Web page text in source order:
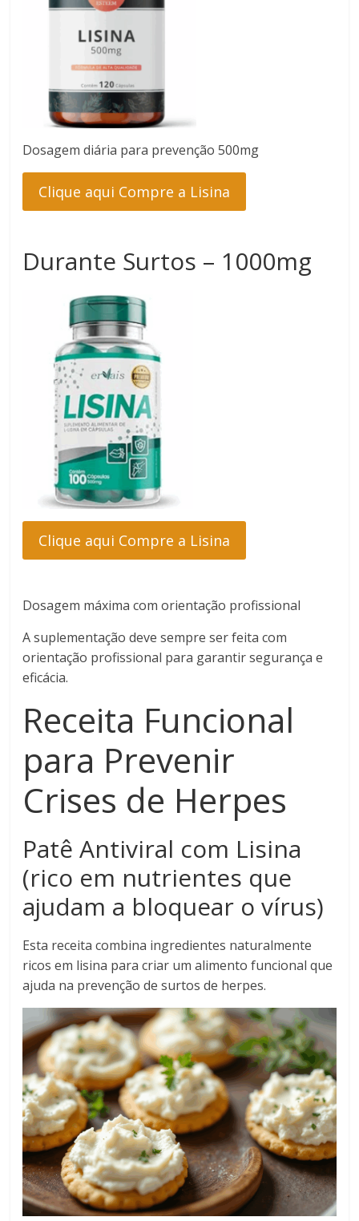
Dosagem diária para prevenção 500mg
Clique aqui Compre a Lisina
Durante Surtos – 1000mg
Clique aqui Compre a Lisina
Dosagem máxima com orientação profissional
A suplementação deve sempre ser feita com
orientação profissional para garantir segurança e
eficácia.
Receita Funcional
para Prevenir
Crises de Herpes
Patê Antiviral com Lisina
(rico em nutrientes que
ajudam a bloquear o vírus)
Esta receita combina ingredientes naturalmente
ricos em lisina para criar um alimento funcional que
ajuda na prevenção de surtos de herpes.